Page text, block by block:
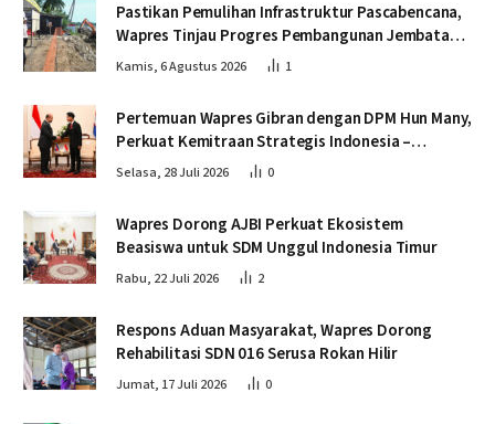
Pastikan Pemulihan Infrastruktur Pascabencana,
Wapres Tinjau Progres Pembangunan Jembatan
Krueng Tingkeum Bireuen
Kamis, 6 Agustus 2026 1
Pertemuan Wapres Gibran dengan DPM Hun Many,
Perkuat Kemitraan Strategis Indonesia –
Kamboja
Selasa, 28 Juli 2026 0
Wapres Dorong AJBI Perkuat Ekosistem
Beasiswa untuk SDM Unggul Indonesia Timur
Rabu, 22 Juli 2026 2
Respons Aduan Masyarakat, Wapres Dorong
Rehabilitasi SDN 016 Serusa Rokan Hilir
Jumat, 17 Juli 2026 0